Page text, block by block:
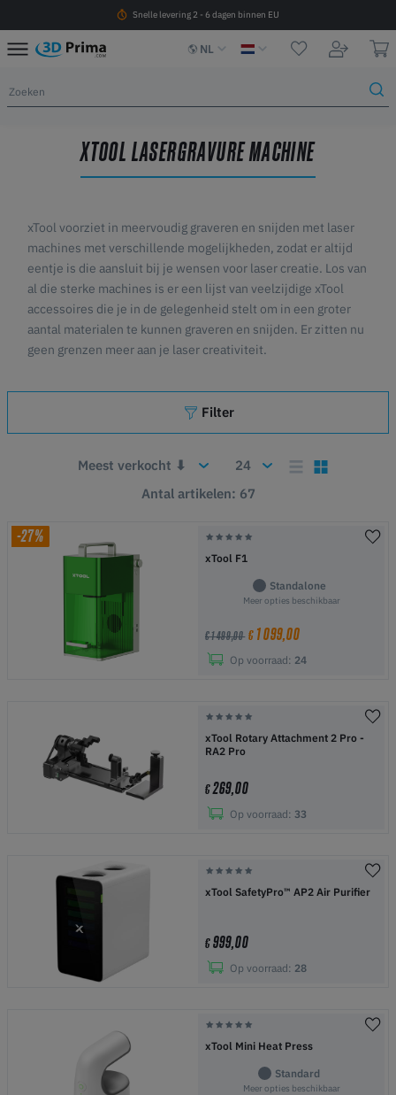
Snelle levering 2 - 6 dagen binnen EU
NL
XTOOL LASERGRAVURE MACHINE
xTool voorziet in meervoudig graveren en snijden met laser
machines met verschillende mogelijkheden, zodat er altijd
eentje is die aansluit bij je wensen voor laser creatie. Los van
al die sterke machines is er een lijst van veelzijdige xTool
accessoires die je in de gelegenheid stelt om in een groter
aantal materialen te kunnen graveren en snijden. Er zitten nu
geen grenzen meer aan je laser creativiteit.
Filter
Antal artikelen: 67
-27%
xTool F1
Standalone
Meer opties beschikbaar
€ 1 499,00 € 1 099,00
Op voorraad: 24
xTool Rotary Attachment 2 Pro -
RA2 Pro
€269,00
Op voorraad: 33
xTool SafetyPro™ AP2 Air Purifier
€999,00
Op voorraad: 28
xTool Mini Heat Press
Standard
Meer opties beschikbaar